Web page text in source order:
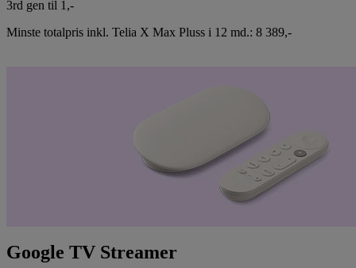
3rd gen til 1,-
Minste totalpris inkl. Telia X Max Pluss i 12 md.: 8 389,-
Google TV Streamer